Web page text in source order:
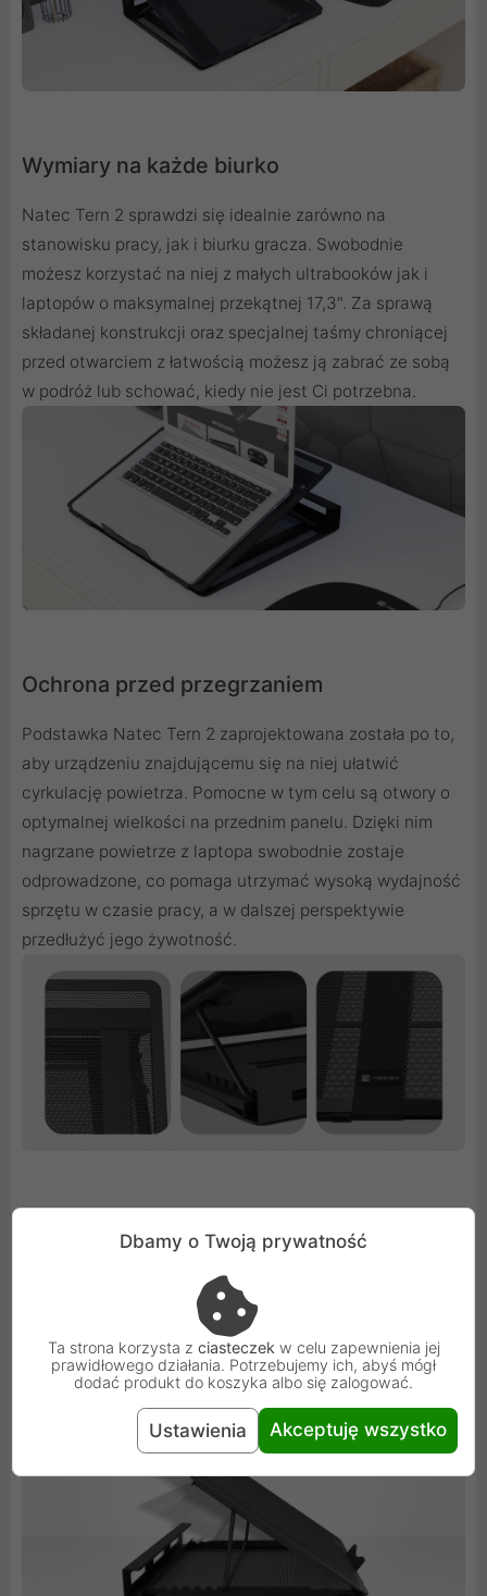
Wymiary na każde biurko
Natec Tern 2 sprawdzi się idealnie zarówno na
stanowisku pracy, jak i biurku gracza. Swobodnie
możesz korzystać na niej z małych ultrabooków jak i
laptopów o maksymalnej przekątnej 17,3". Za sprawą
składanej konstrukcji oraz specjalnej taśmy chroniącej
przed otwarciem z łatwością możesz ją zabrać ze sobą
w podróż lub schować, kiedy nie jest Ci potrzebna.
Ochrona przed przegrzaniem
Podstawka Natec Tern 2 zaprojektowana została po to,
aby urządzeniu znajdującemu się na niej ułatwić
cyrkulację powietrza. Pomocne w tym celu są otwory o
optymalnej wielkości na przednim panelu. Dzięki nim
nagrzane powietrze z laptopa swobodnie zostaje
odprowadzone, co pomaga utrzymać wysoką wydajność
sprzętu w czasie pracy, a w dalszej perspektywie
przedłużyć jego żywotność.
Korzystając z Natec Tern 2 możesz dostosować pozycje
laptopa do Twoich własnych preferencji. Wystarczy
wybrać jeden z ośmiu poziomów nachylenia podstawki.
Pracuj lub graj tak, jak lubisz - sama zmiana ustawienia
kąta nachylenia podstawki jest prosta i można ją
przeprowadzić w kilka sekund.
Dbamy o Twoją prywatność
Ta strona korzysta z ciasteczek w celu zapewnienia jej
prawidłowego działania. Potrzebujemy ich, abyś mógł
dodać produkt do koszyka albo się zalogować.
Ustawienia Akceptuję wszystko